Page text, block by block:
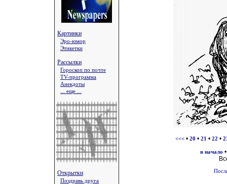
Картинки
Эро-юмор
Этикетки
Рассылки
Гороскоп по почте
TV-программа
Анекдоты
... еще ...
Открытки
Поздравь друга
<<< • 20 • 21 • 22 •
в начало